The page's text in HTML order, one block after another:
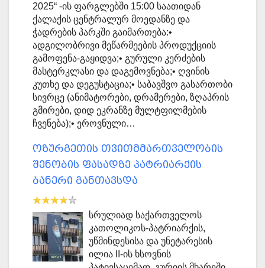
2025“ -ის ფარგლებში 15:00 საათიდან
ქალაქის ცენტრალურ მოედანზე და
ჭადრების პარკში გაიმართება:•
ადგილობრივი მეწარმეების პროდუქციის
გამოფენა-გაყიდვა;• გურული კერძების
მასტერკლასი და დაგემოვნება;• ღვინის
კუთხე და დეგუსტაცია;• საბავშვო გასართობი
სივრცე (ანიმატორები, დრამერები, ზღაპრის
გმირები, დიდ ეკრანზე მულტფილმების
ჩვენება);• ეროვნული…
ოზურგეთის თვითმმართველობის
შენობის ფასადზე პატრიარქის
ბანერი განთავსდა
სრულიად საქართველოს
კათოლიკოს-პატრიარქის,
უწმინდესისა და უნეტარესის
ილია II-ის ხსოვნის